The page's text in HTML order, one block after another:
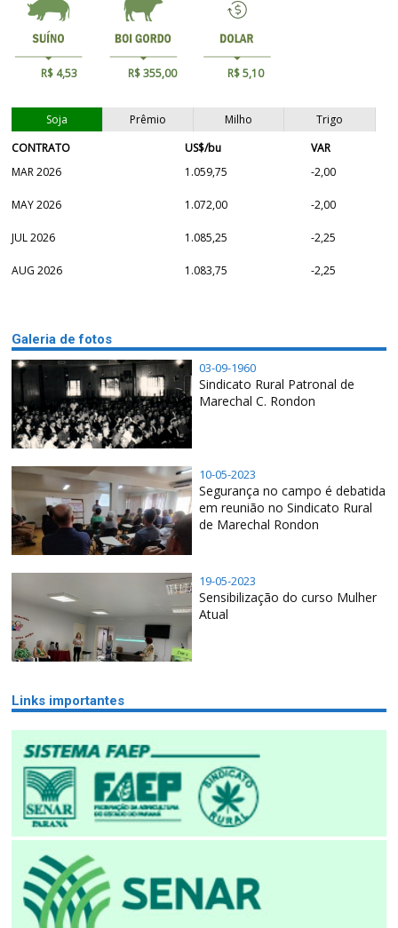
R$ 4,53 R$ 355,00 R$ 5,10
Soja Prêmio Milho
Trigo
CONTRATO
US$/bu
VAR
MAR 2026
1.059,75 -2,00
MAY 2026 1.072,00 -2,00
JUL 2026 1.085,25 -2,25
AUG 2026 1.083,75 -2,25
Galeria de fotos
03-09-1960
Sindicato Rural Patronal de
Marechal C. Rondon
10-05-2023
Segurança no campo é debatida
em reunião no Sindicato Rural
de Marechal Rondon
19-05-2023
Sensibilização do curso Mulher
Atual
Links importantes